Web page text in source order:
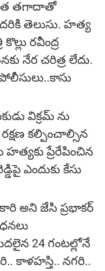
తగాదాతో
తెలుసు. హత్య
రవీంద్ర
నేర చరిత్ర లేదు.
విక్రమ్ ను
కల్పించాల్సిన
ప్రేరేపించిన
ఎందుకు కేసు
అని జేసి ప్రభాకర్
24 గంటల్లోనే
కాళహస్తి.. నగరి..